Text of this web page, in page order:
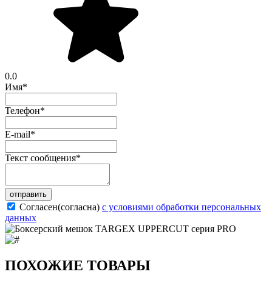
0.0
Имя*
Телефон*
E-mail*
Текст сообщения*
отправить
Согласен(согласна) с условиями обработки персональных
данных
ПОХОЖИЕ ТОВАРЫ